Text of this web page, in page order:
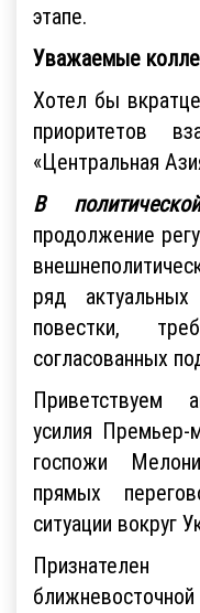
этапе.
Уважаемые
Хотел бы
приоритетов
«Центральная
В
продолжение
ряд
повестки,
согласованных
Приветствуем
усилия Премьер-
госпожи
прямых
ситуации вокруг